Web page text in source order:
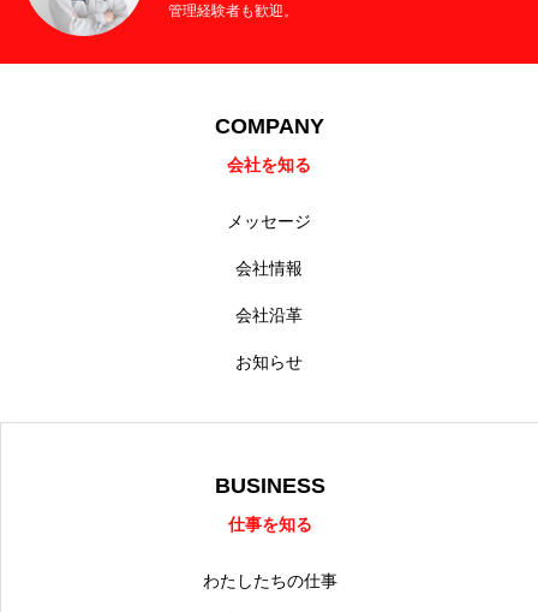
管理経験者も歓迎。
COMPANY
会社を知る
メッセージ
会社情報
会社沿革
お知らせ
BUSINESS
仕事を知る
わたしたちの仕事